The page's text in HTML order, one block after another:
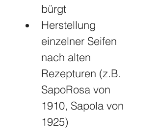
bürgt
Herstellung
einzelner Seifen
nach alten
Rezepturen (z.B.
SapoRosa von
1910, Sapola von
1925)